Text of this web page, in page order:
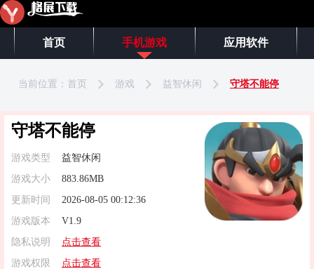
首页 手机游戏 应用软件
当前位置： 首页 游戏 益智休闲 守塔不能停
守塔不能停
游戏类型
益智休闲
游戏大小
883.86MB
更新时间
2026-08-05 00:12:36
游戏版本
V1.9
隐私说明
点击查看
游戏权限
点击查看